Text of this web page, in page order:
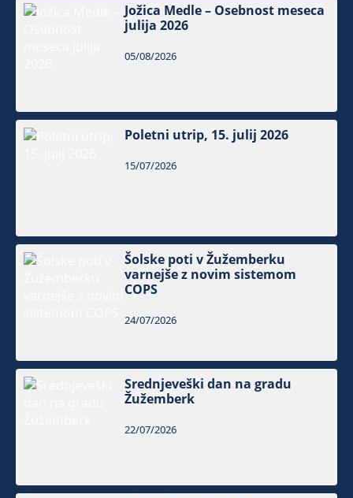
Jožica Medle – Osebnost meseca
julija 2026
05/08/2026
Poletni utrip, 15. julij 2026
15/07/2026
Šolske poti v Žužemberku
varnejše z novim sistemom
COPS
24/07/2026
Srednjeveški dan na gradu
Žužemberk
22/07/2026